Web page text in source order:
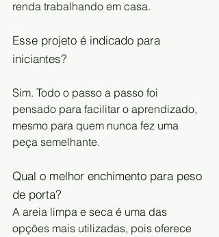
renda trabalhando em casa.
Esse projeto é indicado para
iniciantes?
Sim. Todo o passo a passo foi
pensado para facilitar o aprendizado,
mesmo para quem nunca fez uma
peça semelhante.
Qual o melhor enchimento para peso
de porta?
A areia limpa e seca é uma das
opções mais utilizadas, pois oferece